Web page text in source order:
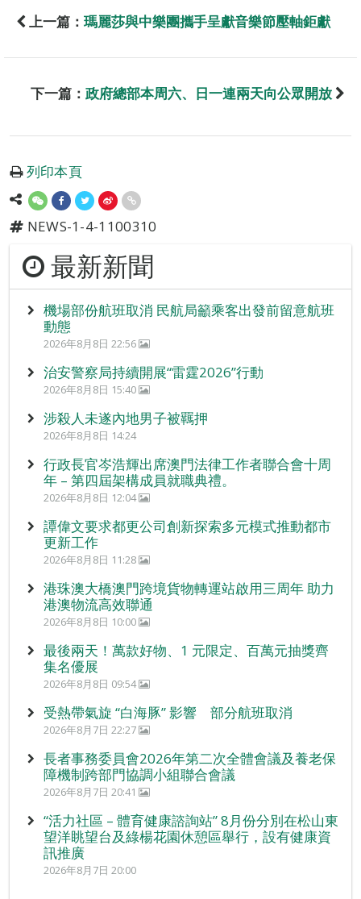
上一篇： 瑪麗莎與中樂團攜手呈獻音樂節壓軸鉅獻
下一篇： 政府總部本周六、日一連兩天向公眾開放
列印本頁
NEWS-1-4-1100310
最新新聞
機場部份航班取消 民航局籲乘客出發前留意航班
動態
2026年8月8日 22:56
治安警察局持續開展“雷霆2026”行動
2026年8月8日 15:40
涉殺人未遂內地男子被羈押
2026年8月8日 14:24
行政長官岑浩輝出席澳門法律工作者聯合會十周
年 – 第四屆架構成員就職典禮。
2026年8月8日 12:04
譚偉文要求都更公司創新探索多元模式推動都市
更新工作
2026年8月8日 11:28
港珠澳大橋澳門跨境貨物轉運站啟用三周年 助力
港澳物流高效聯通
2026年8月8日 10:00
最後兩天！萬款好物、1 元限定、百萬元抽獎齊
集名優展
2026年8月8日 09:54
受熱帶氣旋 “白海豚” 影響 部分航班取消
2026年8月7日 22:27
長者事務委員會2026年第二次全體會議及養老保
障機制跨部門協調小組聯合會議
2026年8月7日 20:41
“活力社區 – 體育健康諮詢站” 8月份分別在松山東
望洋眺望台及綠楊花園休憩區舉行，設有健康資
訊推廣
2026年8月7日 20:00